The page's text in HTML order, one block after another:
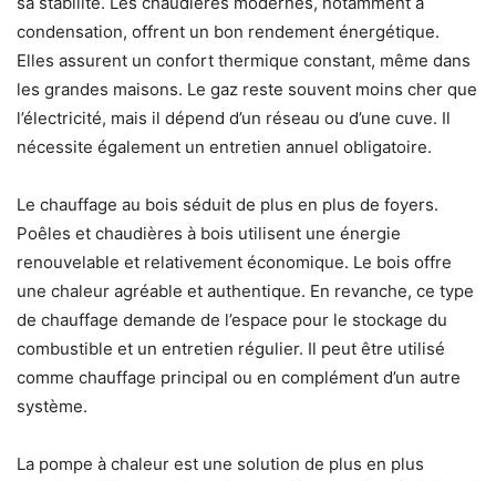
condensation, offrent un bon rendement énergétique.
Elles assurent un confort thermique constant, même dans
les grandes maisons. Le gaz reste souvent moins cher que
l’électricité, mais il dépend d’un réseau ou d’une cuve. Il
nécessite également un entretien annuel obligatoire.
Le chauffage au bois séduit de plus en plus de foyers.
Poêles et chaudières à bois utilisent une énergie
renouvelable et relativement économique. Le bois offre
une chaleur agréable et authentique. En revanche, ce type
de chauffage demande de l’espace pour le stockage du
combustible et un entretien régulier. Il peut être utilisé
comme chauffage principal ou en complément d’un autre
système.
La pompe à chaleur est une solution de plus en plus